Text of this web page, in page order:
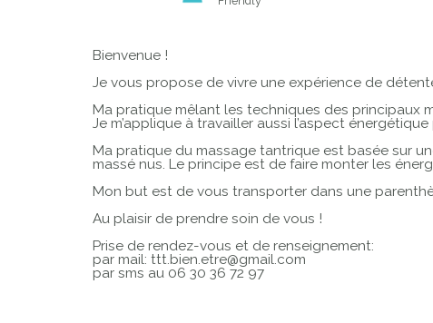
Bienvenue !
Je vous propose de vivre une expérience de
Ma pratique mêlant les techniques des principaux
Je m’applique à travailler aussi l’aspect
Ma pratique du massage tantrique est basée sur
massé nus. Le principe est de faire monter les
Mon but est de vous transporter dans une
Au plaisir de prendre soin de vous !
Prise de rendez-vous et de renseignement:
par mail: ttt.bien.etre@gmail.com
par sms au 06 30 36 72 97